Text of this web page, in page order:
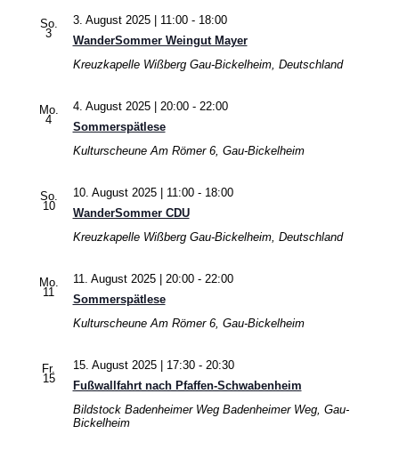
So.
3
WanderSommer Weingut Mayer
3. August 2025 | 11:00- 18:00
Kreuzkapelle Wißberg Gau-Bickelheim, Deutschland
Mo.
4
Sommerspätlese
4. August 2025 | 20:00- 22:00
KulturscheuneAm Römer 6, Gau-Bickelheim
So.
10
WanderSommer CDU
10. August 2025 | 11:00- 18:00
Kreuzkapelle Wißberg Gau-Bickelheim, Deutschland
Mo.
11
Sommerspätlese
11. August 2025 | 20:00- 22:00
KulturscheuneAm Römer 6, Gau-Bickelheim
Fr.
15
Fußwallfahrt nach Pfaffen-Schwabenheim
15. August 2025 | 17:30- 20:30
Bildstock Badenheimer Weg Badenheimer Weg, Gau-
Bickelheim